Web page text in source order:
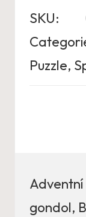
SKU:
Puzzle,
gondol,